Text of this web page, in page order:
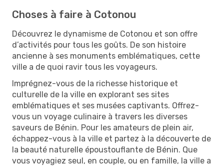
Choses à faire à Cotonou
Découvrez le dynamisme de Cotonou et son offre
d’activités pour tous les goûts. De son histoire
ancienne à ses monuments emblématiques, cette
ville a de quoi ravir tous les voyageurs.
Imprégnez-vous de la richesse historique et
culturelle de la ville en explorant ses sites
emblématiques et ses musées captivants. Offrez-
vous un voyage culinaire à travers les diverses
saveurs de Bénin. Pour les amateurs de plein air,
échappez-vous à la ville et partez à la découverte de
la beauté naturelle époustouflante de Bénin. Que
vous voyagiez seul, en couple, ou en famille, la ville a